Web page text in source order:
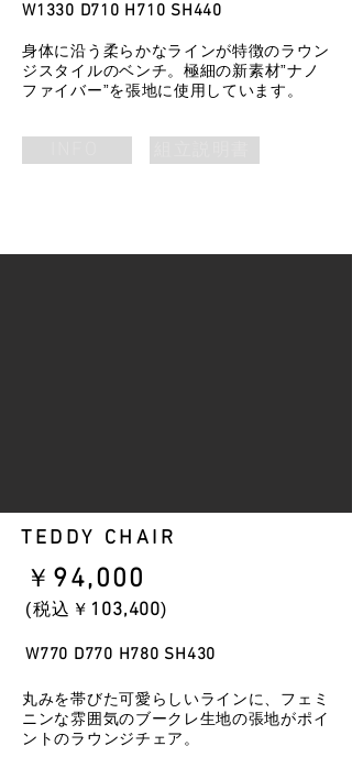
身体に沿う柔らかなラインが特徴のラウン
ジスタイルのベンチ。極細の新素材”ナノ
ファイバー”を張地に使用しています。
W1330 D710 H710 SH440
丸みを帯びた可愛らしいラインに、フェミ
ニンな雰囲気のブークレ生地の張地がポイ
ントのラウンジチェア。
​￥ 94,000
​(税込￥ 103,400)
W770 D770 H780 SH430
TEDDY CHAIR